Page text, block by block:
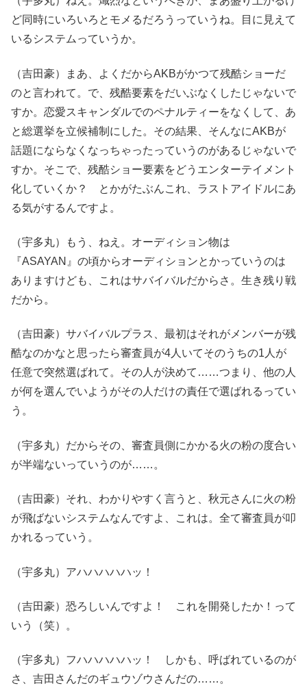
ど同時にいろいろとモメるだろうっていうね。目に見えて
いるシステムっていうか。
（吉田豪）まあ、よくだからAKBがかつて残酷ショーだ
のと言われて。で、残酷要素をだいぶなくしたじゃないで
すか。恋愛スキャンダルでのペナルティーをなくして、あ
と総選挙を立候補制にした。その結果、そんなにAKBが
話題にならなくなっちゃったっていうのがあるじゃないで
すか。そこで、残酷ショー要素をどうエンターテイメント
化していくか？ とかがたぶんこれ、ラストアイドルにあ
る気がするんですよ。
（宇多丸）もう、ねえ。オーディション物は
『ASAYAN』の頃からオーディションとかっていうのは
ありますけども、これはサバイバルだからさ。生き残り戦
だから。
（吉田豪）サバイバルプラス、最初はそれがメンバーが残
酷なのかなと思ったら審査員が4人いてそのうちの1人が
任意で突然選ばれて。その人が決めて……つまり、他の人
が何を選んでいようがその人だけの責任で選ばれるってい
う。
（宇多丸）だからその、審査員側にかかる火の粉の度合い
が半端ないっていうのが……。
（吉田豪）それ、わかりやすく言うと、秋元さんに火の粉
が飛ばないシステムなんですよ、これは。全て審査員が叩
かれるっていう。
（宇多丸）アハハハハハッ！
（吉田豪）恐ろしいんですよ！ これを開発したか！って
いう（笑）。
（宇多丸）フハハハハハッ！ しかも、呼ばれているのが
さ、吉田さんだのギュウゾウさんだの……。